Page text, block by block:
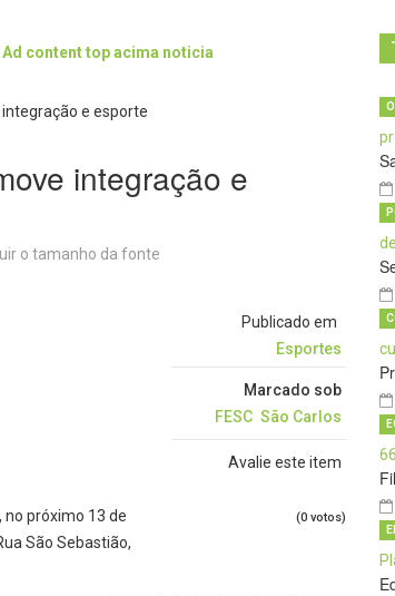
integração e
Publicado em
Esportes
Marcado sob
FESC São Carlos
Avalie este item
(0 votos)
no próximo 13 de
São Sebastião,